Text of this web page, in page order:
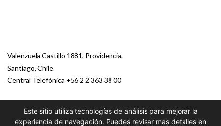
Valenzuela Castillo 1881, Providencia.
Santiago, Chile
Central Telefónica +56 2 2 363 38 00
© 2026 Paz Ciudadana
Este sitio utiliza tecnologías de análisis para mejorar la
experiencia de navegación. Puedes revisar más detalles en